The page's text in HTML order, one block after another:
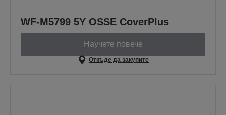
WF-M5799 5Y OSSE CoverPlus
Научете повече
Откъде да закупите